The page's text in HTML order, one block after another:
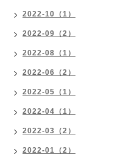
2022-10（1）
2022-09（2）
2022-08（1）
2022-06（2）
2022-05（1）
2022-04（1）
2022-03（2）
2022-01（2）